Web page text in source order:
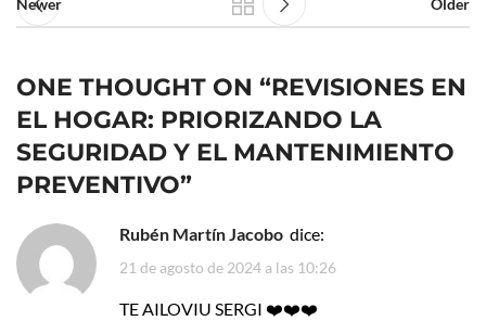
Newer Older
ONE THOUGHT ON “REVISIONES EN
EL HOGAR: PRIORIZANDO LA
SEGURIDAD Y EL MANTENIMIENTO
PREVENTIVO”
Rubén Martín Jacobo dice:
21 de agosto de 2024 a las 10:26
TE AILOVIU SERGI ❤️❤️❤️